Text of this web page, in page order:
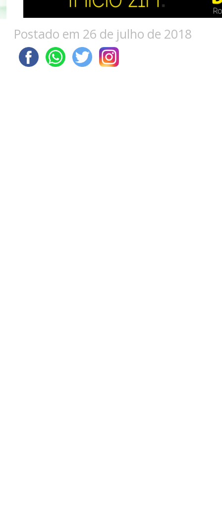
Postado em 26 de julho de 2018